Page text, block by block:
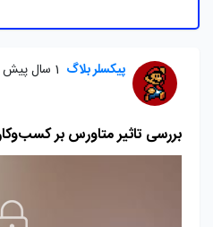
پیکسلر بلاگ 1 سال پیش
بررسی تاثیر متاورس بر